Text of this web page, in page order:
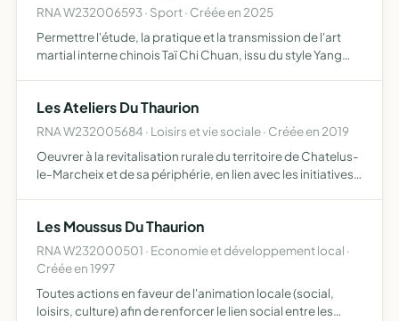
RNA W232006593 · Sport · Créée en 2025
Permettre l'étude, la pratique et la transmission de l'art
martial interne chinois Taï Chi Chuan, issu du style Yang
Les Ateliers Du Thaurion
RNA W232005684 · Loisirs et vie sociale · Créée en 2019
Oeuvrer à la revitalisation rurale du territoire de Chatelus-
le-Marcheix et de sa périphérie, en lien avec les initiatives
Les Moussus Du Thaurion
RNA W232000501 · Economie et développement local ·
Créée en 1997
Toutes actions en faveur de l'animation locale (social,
loisirs, culture) afin de renforcer le lien social entre les